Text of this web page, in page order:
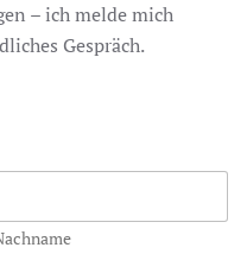
– ich melde mich
Gespräch.